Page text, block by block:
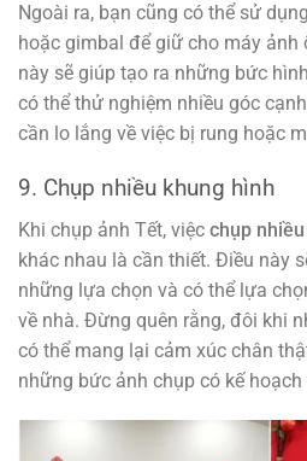
Ngoài ra, bạn cũng có thể sử
hoặc gimbal để giữ cho máy ảnh
này sẽ giúp tạo ra những bức
có thể thử nghiệm nhiều góc
cần lo lắng về việc bị rung hoặc
9. Chụp nhiều khung hình
Khi chụp ảnh Tết, việc chụp
khác nhau là cần thiết. Điều này
những lựa chọn và có thể lựa
về nhà. Đừng quên rằng, đôi khi
có thể mang lại cảm xúc chân
những bức ảnh chụp có kế hoạch